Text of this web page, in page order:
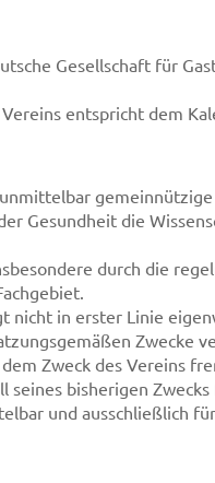
Gesellschaft für
entspricht dem
Gesundheit die
durch die
nicht in erster Linie
Zwecke
Zweck des Vereins
bisherigen
und ausschließlich